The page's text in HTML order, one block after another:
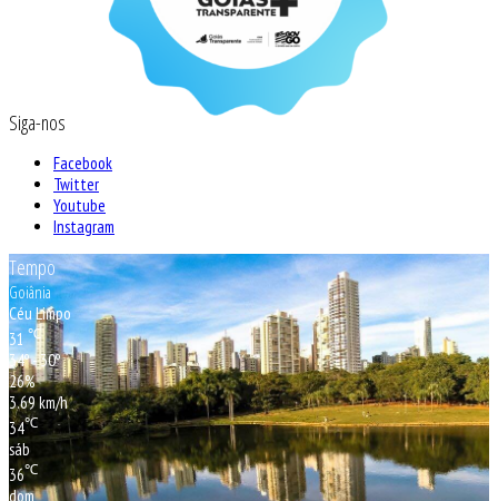
Siga-nos
Facebook
Twitter
Youtube
Instagram
Tempo
Goiânia
Céu Limpo
31℃
34º - 30º
26%
3.69 km/h
34℃
sáb
36℃
dom